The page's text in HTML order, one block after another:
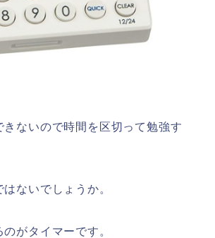
きないので時間を区切って勉強す
ないでしょうか。
がタイマーです。